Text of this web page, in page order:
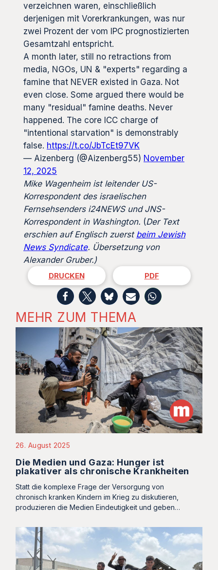
verzeichnen waren, einschließlich
derjenigen mit Vorerkrankungen, was nur
zwei Prozent der vom IPC prognostizierten
Gesamtzahl entspricht.
A month later, still no retractions from
media, NGOs, UN & "experts" regarding a
famine that NEVER existed in Gaza. Not
even close. Some argued there would be
many "residual" famine deaths. Never
happened. The core ICC charge of
"intentional starvation" is demonstrably
false. https://t.co/JbTcEt97VK
— Aizenberg (@Aizenberg55) November
12, 2025
Mike Wagenheim ist leitender US-
Korrespondent des israelischen
Fernsehsenders i24NEWS und JNS-
Korrespondent in Washington. (Der Text
erschien auf Englisch zuerst beim Jewish
News Syndicate. Übersetzung von
Alexander Gruber.)
DRUCKEN PDF
MEHR ZUM THEMA
26. August 2025
Die Medien und Gaza: Hunger ist
plakativer als chronische Krankheiten
Statt die komplexe Frage der Versorgung von
chronisch kranken Kindern im Krieg zu diskutieren,
produzieren die Medien Eindeutigkeit und geben…